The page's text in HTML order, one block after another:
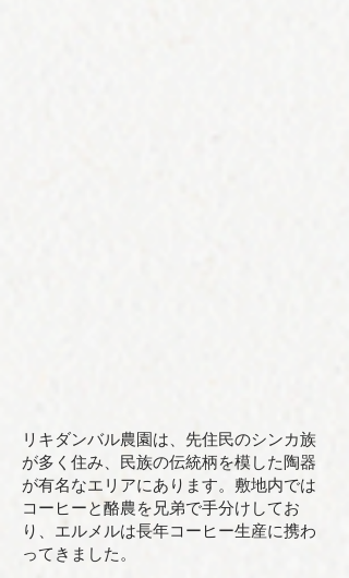
リキダンバル農園は、先住⺠のシンカ族
が多く住み、⺠族の伝統柄を模した陶器
が有名なエリアにあります。敷地内では
コーヒーと酪農を兄弟で⼿分けしてお
り、エルメルは⻑年コーヒー⽣産に携わ
ってきました。